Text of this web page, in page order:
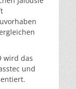
wird das
und